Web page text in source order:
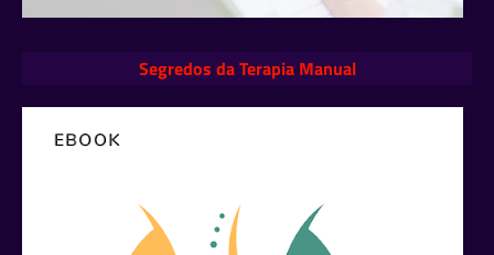
Segredos da Terapia Manual